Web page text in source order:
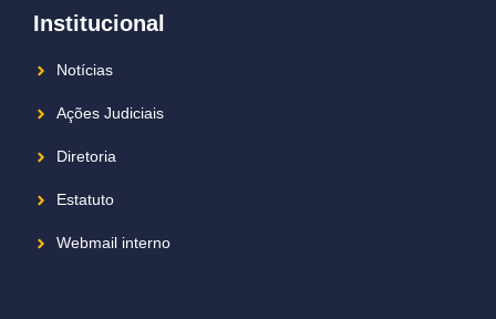
Institucional
Notícias
Ações Judiciais
Diretoria
Estatuto
Webmail interno